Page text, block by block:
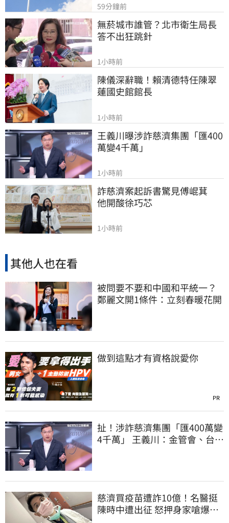
59分鐘前
無菸城市誰管？北市衛生局長
答不出狂跳針
1小時前
陳儀深辭職！賴清德特任陳翠
蓮國史館館長
1小時前
王義川曝涉詐慈濟集團「匯400
萬變4千萬」
1小時前
詐慈濟案起訴書驚見傅崐萁
他開酸徐巧芯
1小時前
其他人也在看
被問要不要和中國和平統一？
鄭麗文開1條件：立刻春暖花開
做到這點才有資格說愛你
PR
扯！涉詐慈濟集團「匯400萬變
4千萬」 王義川：金管會、台銀
慈濟買疫苗遭詐10億！名醫挺
陳時中遭出征 怒押身家嗆爆藍